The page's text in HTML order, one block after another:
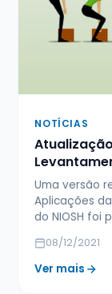
NOTÍCIAS
Uma versão
Aplicações
do NIOSH foi
08/12/2021
Ver mais